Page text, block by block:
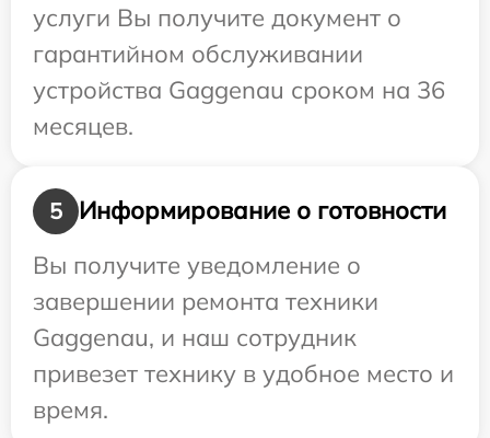
услуги Вы получите документ о
гарантийном обслуживании
устройства Gaggenau сроком на 36
месяцев.
5
Информирование о готовности
Вы получите уведомление о
завершении ремонта техники
Gaggenau, и наш сотрудник
привезет технику в удобное место и
время.